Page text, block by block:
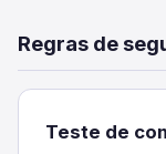
Regras de
Teste de